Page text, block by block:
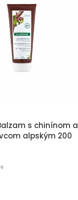
Balzam s chinínom a
alpským 200